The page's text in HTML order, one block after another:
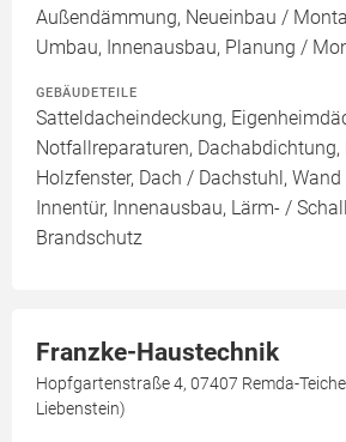
Außendämmung, Neueinbau /
Umbau, Innenausbau, Planung /
GEBÄUDETEILE
Satteldacheindeckung,
Notfallreparaturen,
Holzfenster, Dach / Dachstuhl,
Innentür, Innenausbau, Lärm- /
Brandschutz
Franzke-Haustechnik
Hopfgartenstraße 4, 07407 Remda-
Liebenstein)